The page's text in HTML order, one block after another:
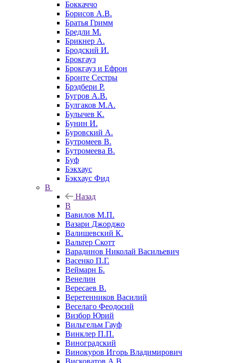
Боккаччо
Борисов А.В.
Братья Гримм
Бредли М.
Брикнер А.
Бродский И.
Брокгауз
Брокгауз и Ефрон
Бронте Сестры
Брэдбери Р.
Бугров А.В.
Булгаков М.А.
Булычев К.
Бунин И.
Буровский А.
Бутромеев В.
Бутромеева В.
Буф
Бэкхаус
Бэкхаус Фид
В
Назад
В
Вавилов М.П.
Вазари Джорджо
Валишевский К.
Вальтер Скотт
Варадинов Николай Васильевич
Васенко П.Г.
Веймарн Б.
Венелин
Вересаев В.
Веретенников Василий
Веселаго Феодосий
Визбор Юрий
Вильгельм Гауф
Винклер П.П.
Виноградский
Винокуров Игорь Владимирович
Висковатов А.В.